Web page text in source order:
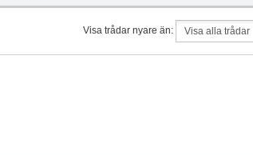
Visa trådar nyare än: